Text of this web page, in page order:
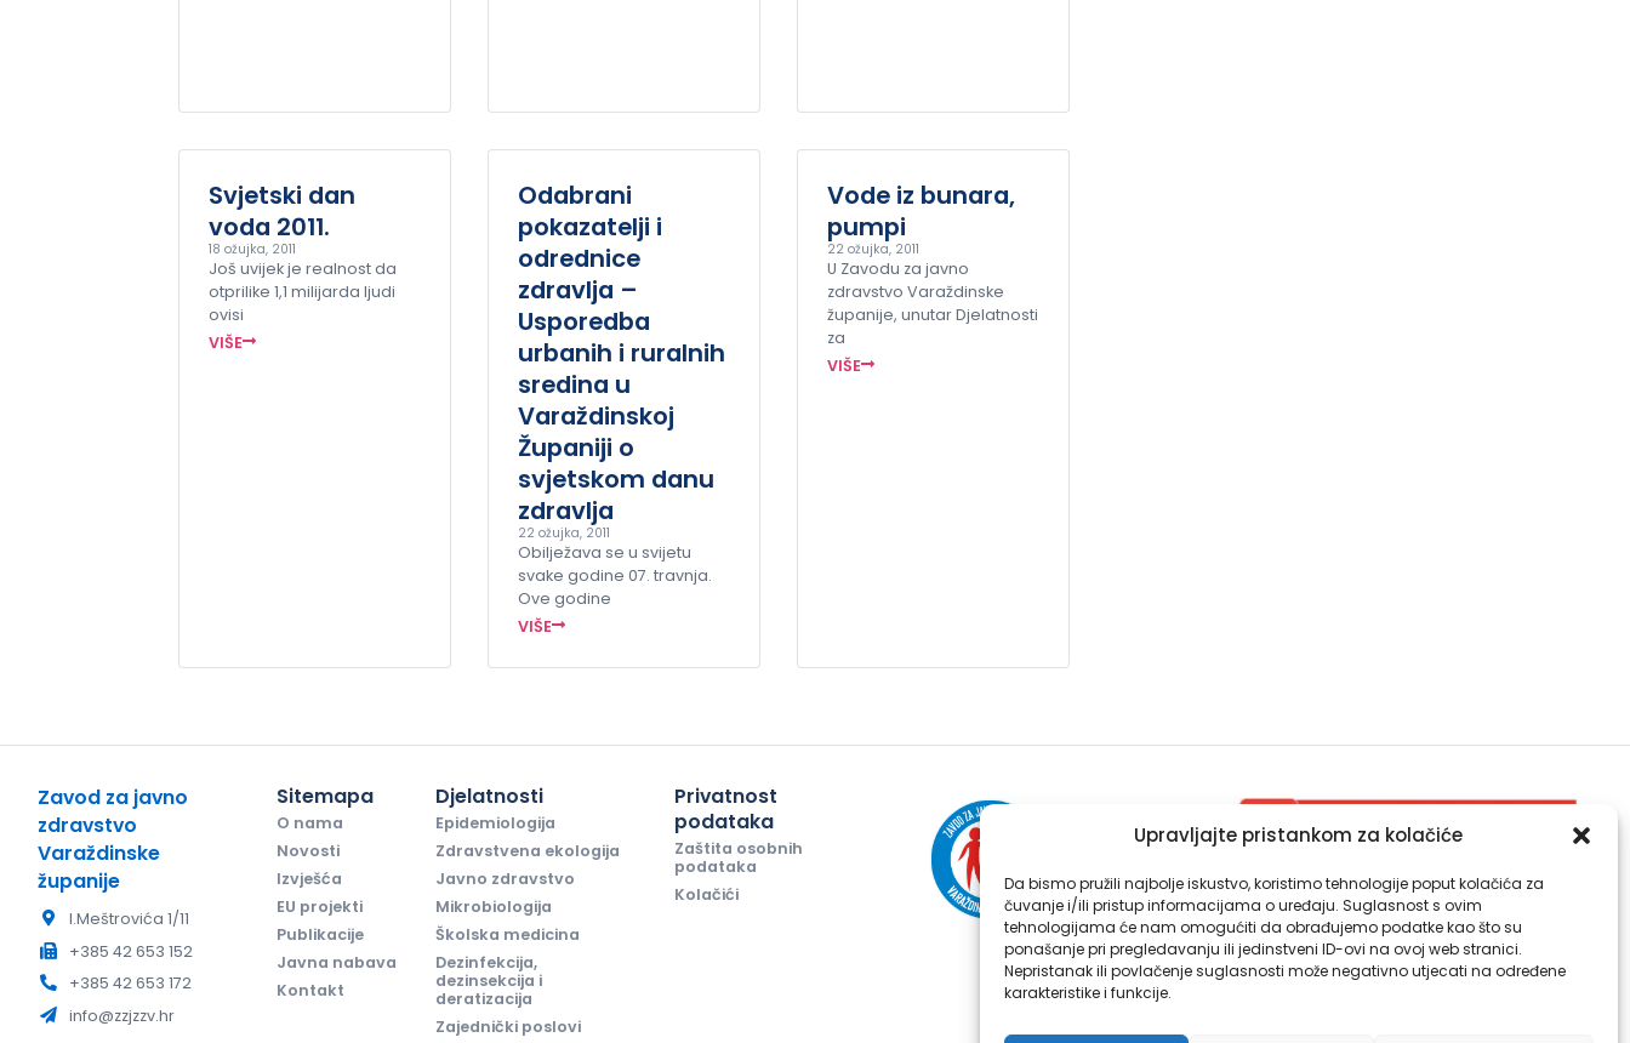
Upravljajte pristankom za kolačiće
Da bismo pružili najbolje iskustvo, koristimo tehnologije poput kolačića za
čuvanje i/ili pristup informacijama o uređaju. Suglasnost s ovim
tehnologijama će nam omogućiti da obrađujemo podatke kao što su
ponašanje pri pregledavanju ili jedinstveni ID-ovi na ovoj web stranici.
Nepristanak ili povlačenje suglasnosti može negativno utjecati na određene
karakteristike i funkcije.
Svjetski dan
voda 2011.
18 ožujka, 2011
Još uvijek je realnost da
otprilike 1,1 milijarda ljudi
ovisi
VIŠE
Odabrani
pokazatelji i
odrednice
zdravlja –
Usporedba
urbanih i ruralnih
sredina u
Varaždinskoj
Županiji o
svjetskom danu
zdravlja
22 ožujka, 2011
Obilježava se u svijetu
svake godine 07. travnja.
Ove godine
VIŠE
Vode iz bunara,
pumpi
22 ožujka, 2011
U Zavodu za javno
zdravstvo Varaždinske
županije, unutar Djelatnosti
za
VIŠE
Zavod za javno
zdravstvo
Varaždinske
županije
I.Meštrovića 1/11
+385 42 653 152
+385 42 653 172
info@zzjzzv.hr
Sitemapa
O nama
Novosti
Izvješća
EU projekti
Publikacije
Javna nabava
Kontakt
Djelatnosti
Epidemiologija
Zdravstvena ekologija
Javno zdravstvo
Mikrobiologija
Školska medicina
Dezinfekcija,
dezinsekcija i
deratizacija
Zajednički poslovi
Privatnost
podataka
Zaštita osobnih
podataka
Kolačići
Djelatnost za kliničku mikrobiologiju